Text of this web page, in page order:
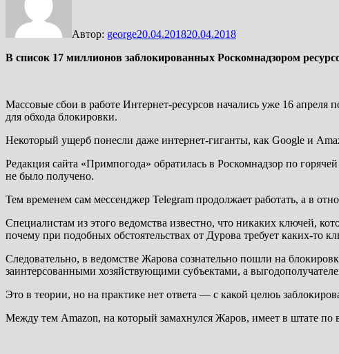
Автор: george20.04.201820.04.2018
В список 17 миллионов заблокированных Роскомнадзором
Массовые сбои в работе Интернет-ресурсов начались уже 16 апреля
для обхода блокировки.
Некоторый ущерб понесли даже интернет-гиганты, как Google и
Редакция сайта «Примпогода» обратилась в Роскомнадзор по
не было получено.
Тем временем сам мессенджер Telegram продолжает работать, а в
Специалистам из этого ведомства известно, что никаких ключей,
почему при подобных обстоятельствах от Дурова требует каких-то
Следовательно, в ведомстве Жарова сознательно пошли на
заинтерсованными хозяйствующими субъектами, а
Это в теории, но на практике нет ответа — с какой целюь
Между тем Amazon, на который замахнулся Жаров, имеет в штате по